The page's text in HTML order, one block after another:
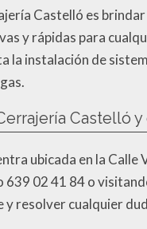
Castelló es
y rápidas para
la instalación de
Castelló
ubicada en la
639 02 41 84 o
resolver cualquier